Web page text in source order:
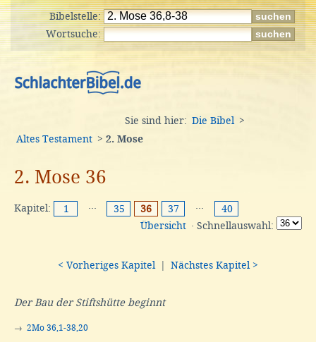
Bibelstelle:
Wortsuche:
Sie sind hier: Die Bibel
>
Altes Testament > 2. Mose
2. Mose 36
Kapitel: 1 ··· 35 36 37 ···
40
Übersicht · Schnellauswahl:
< Vorheriges Kapitel Nächstes Kapitel >
Der Bau der Stiftshütte beginnt
→ 2Mo 36,1-38,20